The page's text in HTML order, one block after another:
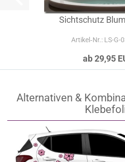
Sichtschutz
Artikel‑Nr.: LS-G-
ab 29,95
Alternativen &